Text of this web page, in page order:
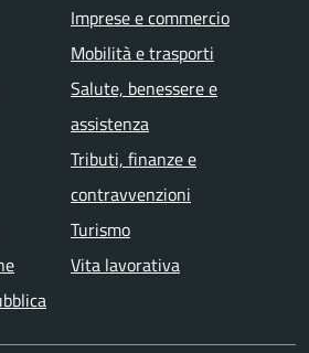
Imprese e commercio
Mobilità e trasporti
Salute, benessere e
assistenza
Tributi, finanze e
contravvenzioni
Turismo
Vita lavorativa